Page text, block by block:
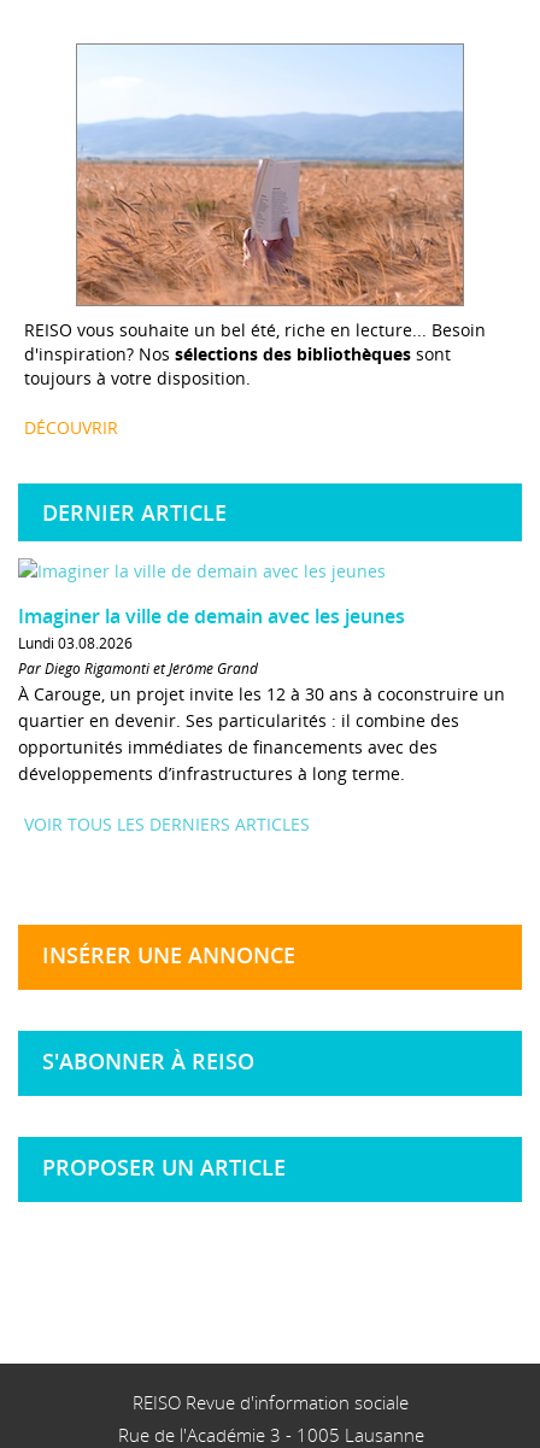
REISO vous souhaite un bel été, riche en lecture... Besoin
d'inspiration? Nos sélections des bibliothèques sont
toujours à votre disposition.
DÉCOUVRIR
DERNIER ARTICLE
Imaginer la ville de demain avec les jeunes
Lundi 03.08.2026
Par Diego Rigamonti et Jérôme Grand
À Carouge, un projet invite les 12 à 30 ans à coconstruire un
quartier en devenir. Ses particularités : il combine des
opportunités immédiates de financements avec des
développements d’infrastructures à long terme.
VOIR TOUS LES DERNIERS ARTICLES
INSÉRER UNE ANNONCE
S'ABONNER À REISO
PROPOSER UN ARTICLE
REISO Revue d'information sociale
Rue de l'Académie 3 - 1005 Lausanne